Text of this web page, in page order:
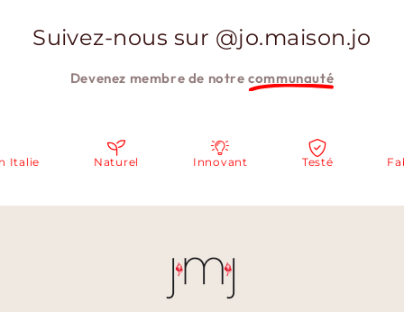
Suivez-nous sur @jo.maison.jo
Devenez membre de notrecommunauté
Naturel Innovant